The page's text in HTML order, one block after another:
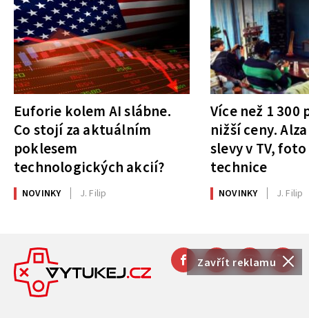
Zavřít reklamu
Euforie kolem AI slábne.
Co stojí za aktuálním
poklesem
technologických akcií?
NOVINKY J. Filip
Více než 1
nižší ceny.
slevy v TV,
technice
NOVINKY J. Filip